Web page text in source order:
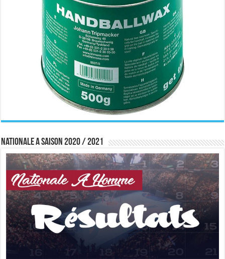
Nationale A saison 2020 / 2021